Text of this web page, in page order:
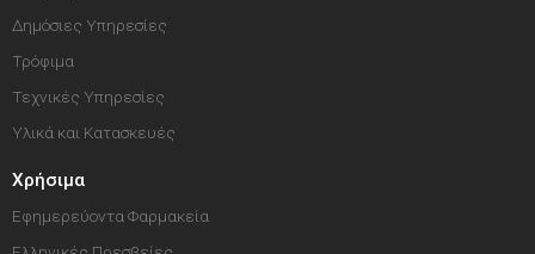
Δημόσιες Υπηρεσίες
Τρόφιμα
Τεχνικές Υπηρεσίες
Υλικά και Κατασκευές
Χρήσιμα
Εφημερεύοντα Φαρμακεία